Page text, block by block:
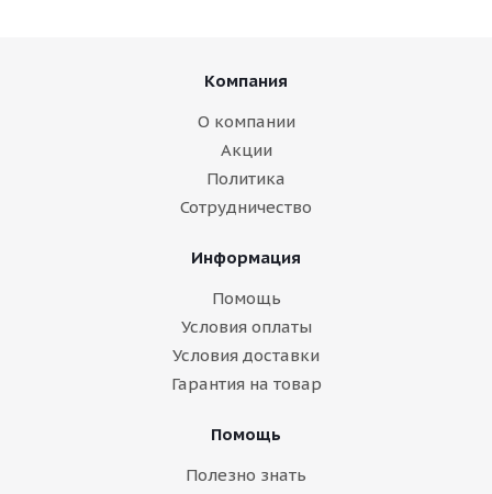
Компания
О компании
Акции
Политика
Сотрудничество
Информация
Помощь
Условия оплаты
Условия доставки
Гарантия на товар
Помощь
Полезно знать